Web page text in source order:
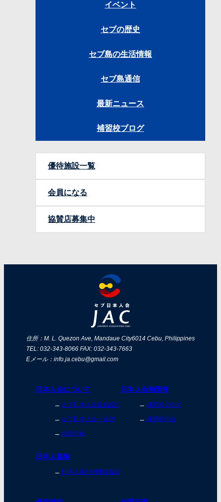
イベント
セブの歴史
セブ島の生活情報
セブ島通信
最新ニュース
補習校ブログ
優待施設一覧
会員になる
協賛店募集中
住所：M. L. Quezon Ave, Mandaue City6014 Cebu, Philippines
TEL: 032-343-8066 FAX: 032-343-7663
Eメール：info.ja.cebu@gmail.com
日本人会について
セブ日本人会役員紹介
セブ日本人会・会則
会員申込
日本人会補習校
補習校ブログ
補習校申込
日本人墓地
日本人墓地利用者規定